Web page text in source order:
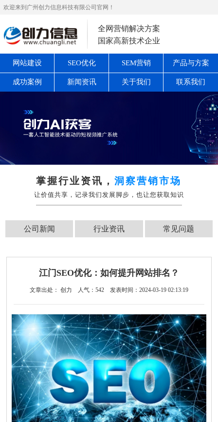
欢迎来到广州创力信息科技有限公司官网！
全网营销解决方案
国家高新技术企业
网站建设 SEO优化 SEM营销 产品与方案
成功案例 新闻资讯 关于我们 联系我们
掌握行业资讯，洞察营销市场
让价值共享，记录我们发展脚步，也让您获取知识
公司新闻 行业资讯 常见问题
江门SEO优化：如何提升网站排名？
文章出处： 创力 人气： 542 发表时间：2024-03-19 02:13:19